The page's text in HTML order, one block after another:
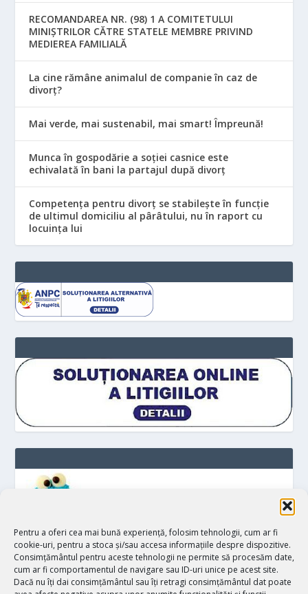
Pentru a oferi cea mai bună experiență, folosim tehnologii, cum ar fi
cookie-uri, pentru a stoca și/sau accesa informațiile despre dispozitive.
Consimțământul pentru aceste tehnologii ne permite să procesăm date,
cum ar fi comportamentul de navigare sau ID-uri unice pe acest site.
Dacă nu îți dai consimțământul sau îți retragi consimțământul dat poate
RECOMANDAREA NR. (98) 1 A COMITETULUI
MINIŞTRILOR CĂTRE STATELE MEMBRE PRIVIND
MEDIEREA FAMILIALĂ
La cine rămâne animalul de companie în caz de
divorț?
Mai verde, mai sustenabil, mai smart! Împreună!
Munca în gospodărie a soției casnice este
echivalată în bani la partajul după divorț
Competența pentru divorț se stabilește în funcție
de ultimul domiciliu al pârâtului, nu în raport cu
locuinţa lui
Proiectat deElegant Themes| Realizat deWordPress